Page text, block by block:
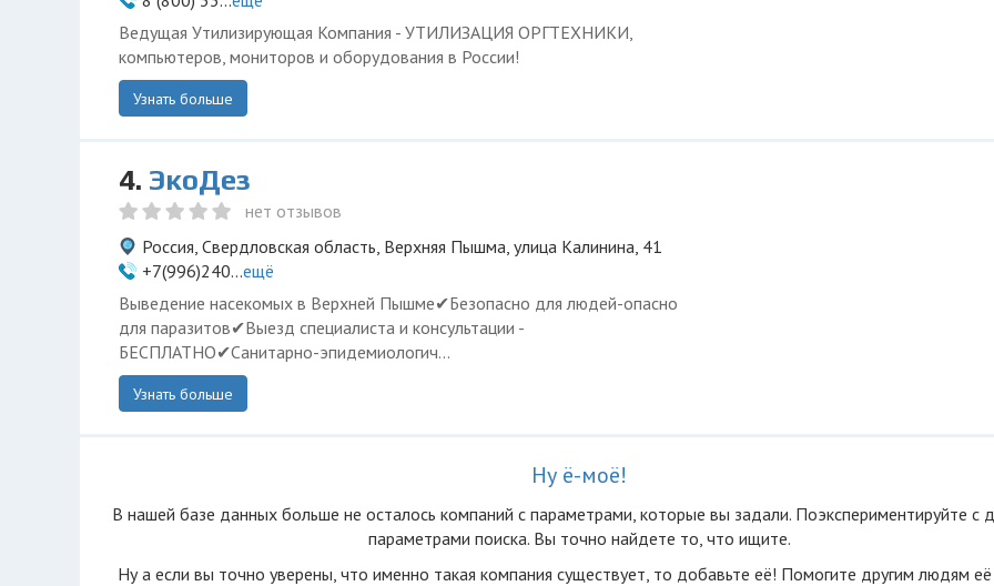
Ведущая Утилизирующая Компания - УТИЛИЗАЦИЯ ОРГТЕХНИКИ,
компьютеров, мониторов и оборудования в России!
Узнать больше
4. ЭкоДез
нет отзывов
Россия, Свердловская область, Верхняя Пышма, улица Калинина, 41
+7(996)240...ещё
Выведение насекомых в Верхней Пышме✔Безопасно для людей-опасно
для паразитов✔Выезд специалиста и консультации -
БЕСПЛАТНО✔Санитарно-эпидемиологич...
Узнать больше
Ну ё-моё!
В нашей базе данных больше не осталоcь компаний с параметрами, которые вы задали. Поэкспериментируйте с
параметрами поиска. Вы точно найдете то, что ищите.
Ну а если вы точно уверены, что именно такая компания существует, то добавьте её! Помогите другим людям